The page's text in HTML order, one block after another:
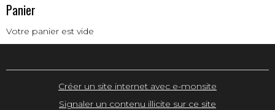
Panier
Votre panier est vide
Créer un site internet avec e-monsite
Signaler un contenu illicite sur ce site